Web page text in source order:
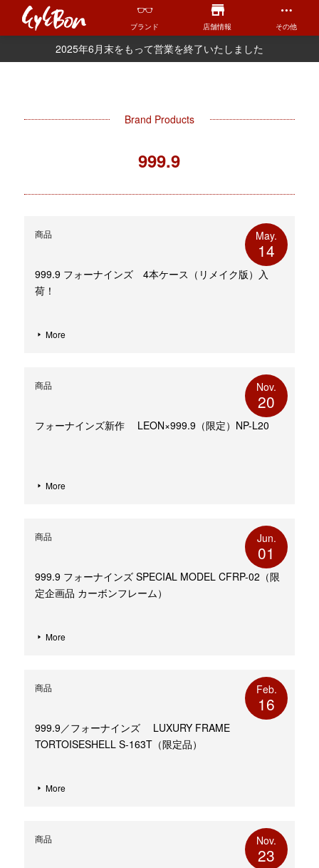
ブランド 店舗情報 その他
2025年6月末をもって営業を終了いたしました
Brand Products
999.9
商品
999.9 フォーナインズ 4本ケース（リメイク版）入
荷！
May.
14
More
商品
フォーナインズ新作 LEON×999.9（限定）NP-L20
Nov.
20
More
商品
999.9 フォーナインズ SPECIAL MODEL CFRP-02（限
定企画品 カーボンフレーム）
Jun.
01
More
商品
999.9／フォーナインズ LUXURY FRAME
TORTOISESHELL S-163T（限定品）
Feb.
16
More
商品 Nov.
23